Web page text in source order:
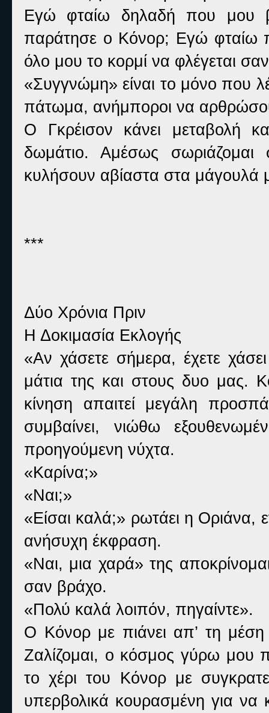
Εγώ φταίω δηλαδή που μου
παράτησε ο Κόνορ; Εγώ
όλο μου το κορμί να φλέγεται
«Συγγνώμη» είναι το μόνο που
πάτωμα, ανήμποροι να
Ο Γκρέισον κάνει μεταβολή
δωμάτιο. Αμέσως
κυλήσουν αβίαστα στα μάγουλά
***
Δύο Χρόνια Πριν
Η Δοκιμασία Εκλογής
«Αν χάσετε σήμερα, έχετε
μάτια της και στους δυο μας.
κίνηση απαιτεί μεγάλη
συμβαίνει, νιώθω
προηγούμενη νύχτα.
«Καρίνα;»
«Ναι;»
«Είσαι καλά;» ρωτάει η Οριάνα,
ανήσυχη έκφραση.
«Ναι, μια χαρά» της
σαν βράχο.
«Πολύ καλά λοιπόν, πηγαίντε».
Ο Κόνορ με πιάνει απ’ τη μέση
Ζαλίζομαι, ο κόσμος γύρω μου
το χέρι του Κόνορ με
υπερβολικά κουρασμένη για